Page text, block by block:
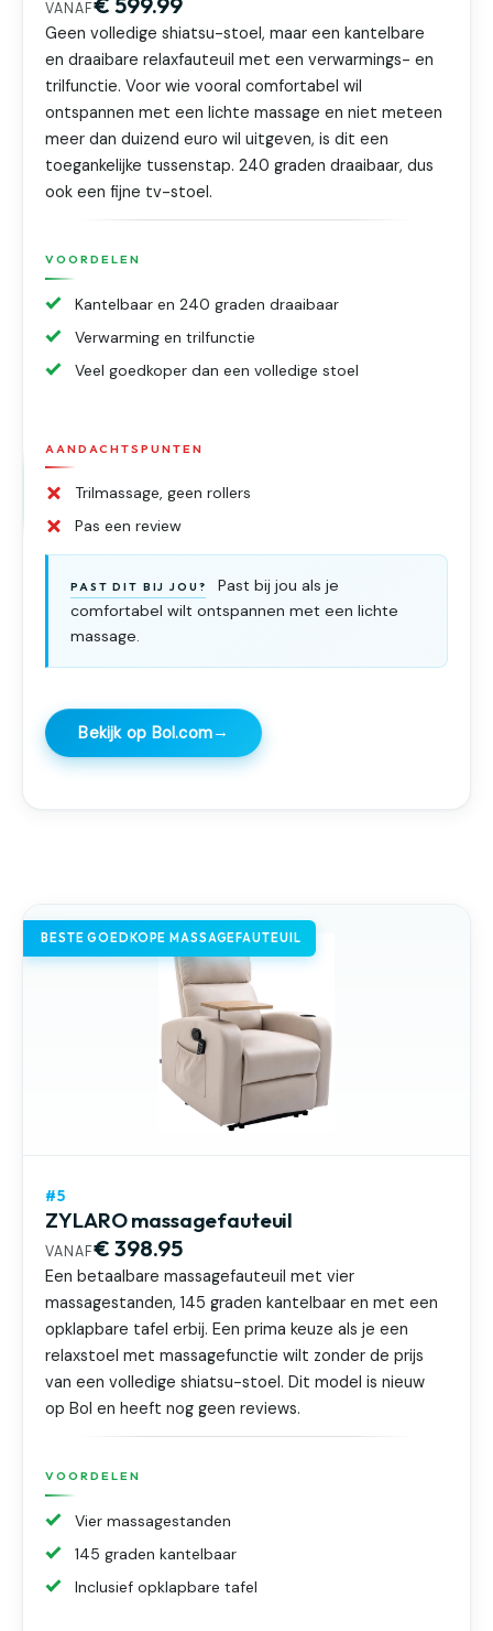
VANAF
Geen volledige shiatsu-stoel, maar een kantelbare
en draaibare relaxfauteuil met een verwarmings- en
trilfunctie. Voor wie vooral comfortabel wil
ontspannen met een lichte massage en niet meteen
meer dan duizend euro wil uitgeven, is dit een
toegankelijke tussenstap. 240 graden draaibaar, dus
ook een fijne tv-stoel.
VOORDELEN
Kantelbaar en 240 graden draaibaar
Verwarming en trilfunctie
Veel goedkoper dan een volledige stoel
AANDACHTSPUNTEN
Trilmassage, geen rollers
Pas een review
PAST DIT BIJ JOU?
Past bij jou als je
comfortabel wilt ontspannen met een lichte
massage.
Bekijk op Bol.com→
BESTE GOEDKOPE MASSAGEFAUTEUIL
#5
ZYLARO massagefauteuil
VANAF€ 398.95
Een betaalbare massagefauteuil met vier
massagestanden, 145 graden kantelbaar en met een
opklapbare tafel erbij. Een prima keuze als je een
relaxstoel met massagefunctie wilt zonder de prijs
van een volledige shiatsu-stoel. Dit model is nieuw
op Bol en heeft nog geen reviews.
VOORDELEN
Vier massagestanden
145 graden kantelbaar
Inclusief opklapbare tafel